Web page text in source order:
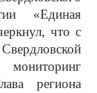
«Единая
что с
региона